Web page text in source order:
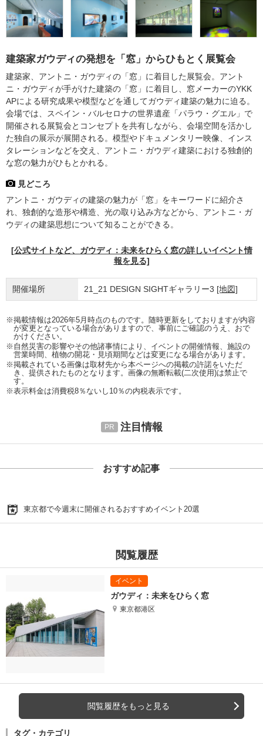
建築家ガウディの発想を「窓」からひもとく展覧会
建築家、アントニ・ガウディの「窓」に着目した展覧会。アント
ニ・ガウディが手がけた建築の「窓」に着目し、窓メーカーのYKK
APによる研究成果や模型などを通してガウディ建築の魅力に迫る。
会場では、スペイン・バルセロナの世界遺産「パラウ・グエル」で
開催される展覧会とコンセプトを共有しながら、会場空間を活かし
た独自の展示が展開される。模型やドキュメンタリー映像、インス
タレーションなどを交え、アントニ・ガウディ建築における独創的
な窓の魅力がひもとかれる。
見どころ
アントニ・ガウディの建築の魅力が「窓」をキーワードに紹介さ
れ、独創的な造形や構造、光の取り込み方などから、アントニ・ガ
ウディの建築思想について知ることができる。
[公式サイトなど、ガウディ：未来をひらく窓の詳しいイベント情
報を見る]
開催場所 21_21 DESIGN SIGHTギャラリー3 [地図]
※掲載情報は2026年5月時点のものです。随時更新をしておりますが内容
が変更となっている場合がありますので、事前にご確認のうえ、おで
かけください。
※自然災害の影響やその他諸事情により、イベントの開催情報、施設の
営業時間、植物の開花・見頃期間などは変更になる場合があります。
※掲載されている画像は取材先から本ページへの掲載の許諾をいただ
き、提供されたものとなります。画像の無断転載(二次使用)は禁止で
す。
※表示料金は消費税8％ないし10％の内税表示です。
注目情報
おすすめ記事
東京都で今週末に開催されるおすすめイベント20選
閲覧履歴
ガウディ：未来をひらく窓
東京都港区
閲覧履歴をもっと見る
タグ・カテゴリ